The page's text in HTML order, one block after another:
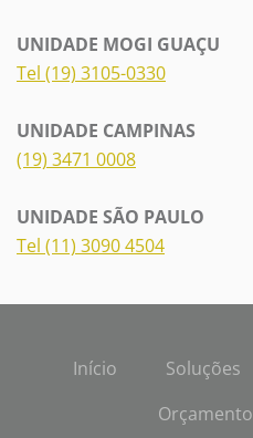
UNIDADE MOGI GUAÇU
Tel (19) 3105-0330
UNIDADE CAMPINAS
(19) 3471 0008
UNIDADE SÃO PAULO
Tel (11) 3090 4504
Início Soluções
Orçamento